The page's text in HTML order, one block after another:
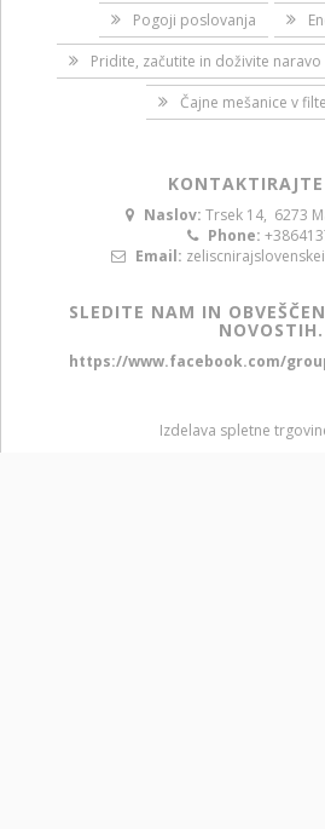
Pogoji poslovanja
Pridite, začutite in doživite naravo
Čajne mešanice v
Naslov: Trsek 14, 6273
Phone:
Email:
SLEDITE NAM IN
NOVOSTIH.
https://www.facebook.com/
Izdelava spletne